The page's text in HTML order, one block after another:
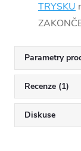
TRYSKU
Parametry
Recenze (1)
Diskuse